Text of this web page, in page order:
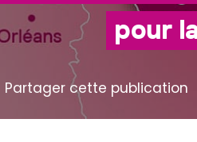
pour
Partager cette publication